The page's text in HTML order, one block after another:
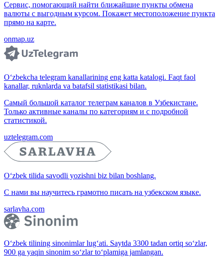
Сервис, помогающий найти ближайшие пункты обмена
валюты с выгодным курсом. Покажет местоположение пункта
прямо на карте.
onmap.uz
O‘zbekcha telegram kanallarining eng katta katalogi. Faqt faol
kanallar, ruknlarda va batafsil statistikasi bilan.
Самый большой каталог телеграм каналов в Узбекистане.
Только активные каналы по категориям и с подробной
статистикой.
uztelegram.com
O‘zbek tilida savodli yozishni biz bilan boshlang.
С нами вы научитесь грамотно писать на узбекском языке.
sarlavha.com
O‘zbek tilining sinonimlar lug‘ati. Saytda 3300 tadan ortiq so‘zlar,
900 ga yaqin sinonim so‘zlar to‘plamiga jamlangan.